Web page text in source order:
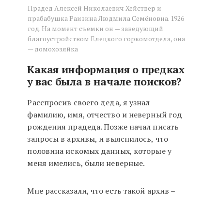
Прадед Алексей Николаевич Хействер и
прабабушка Раизина Людмила Семёновна. 1926
год. На момент съемки он — заведующий
благоустройством Елецкого горкомотдела, она
— домохозяйка
Какая информация о предках
у вас была в начале поисков?
Расспросив своего деда, я узнал
фамилию, имя, отчество и неверный год
рождения прадеда. Позже начал писать
запросы в архивы, и выяснилось, что
половина искомых данных, которые у
меня имелись, были неверные.
Мне рассказали, что есть такой архив –